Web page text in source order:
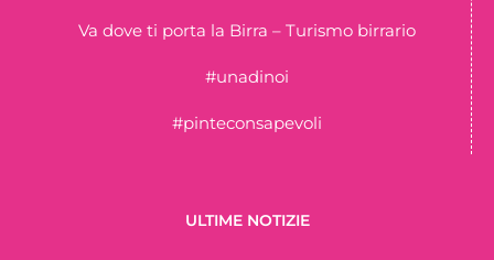
Va dove ti porta la Birra – Turismo birrario
#unadinoi
#pinteconsapevoli
ULTIME NOTIZIE